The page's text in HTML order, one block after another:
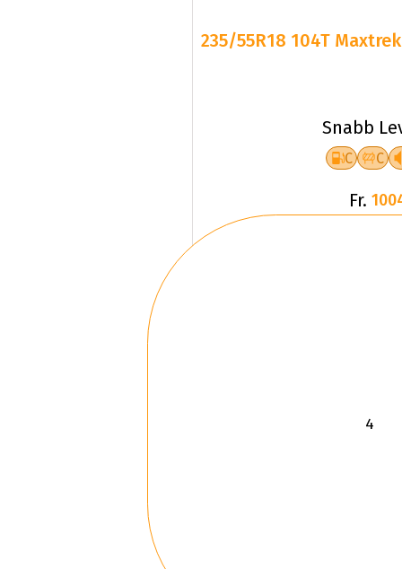
235/55R18 104T
Snabb
C C
Fr.